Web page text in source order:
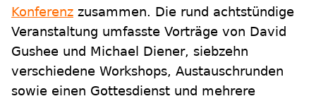
Konferenz zusammen. Die rund achtstündige
Veranstaltung umfasste Vorträge von David
Gushee und Michael Diener, siebzehn
verschiedene Workshops, Austauschrunden
sowie einen Gottesdienst und mehrere